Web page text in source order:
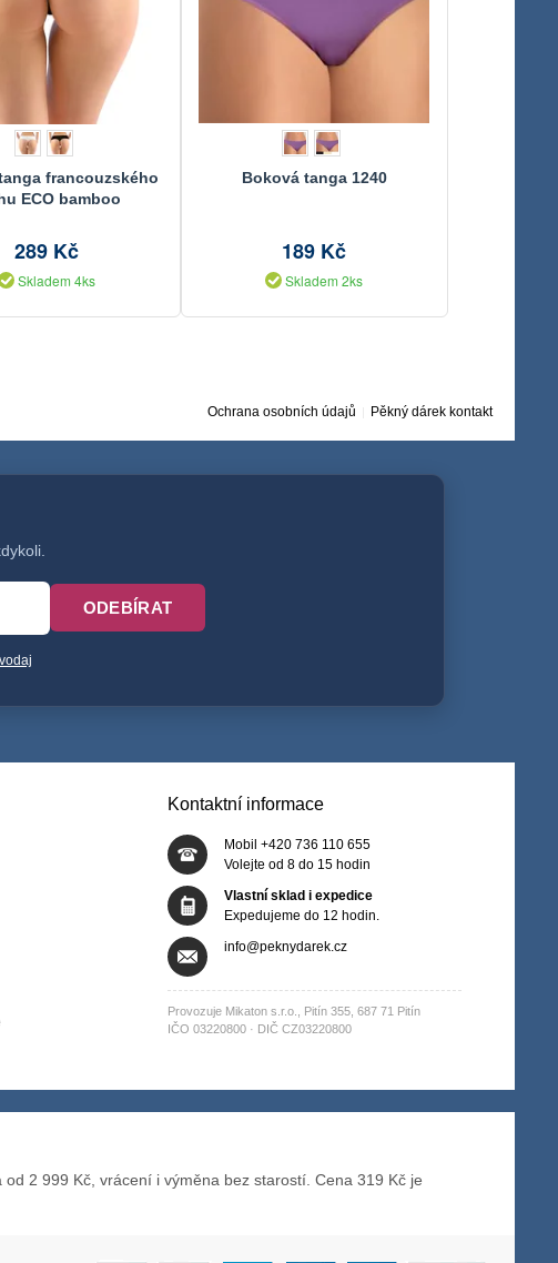
francouzského
ECO bamboo
289 Kč
Skladem 4ks
Boková tanga 1240
189 Kč
Skladem 2ks
Ochrana osobních údajů Pěkný dárek kontakt
ODEBÍRAT
Kontaktní informace
Mobil +420 736 110 655
Volejte od 8 do 15 hodin
Vlastní sklad i expedice
Expedujeme do 12 hodin.
info@peknydarek.cz
Provozuje Mikaton s.r.o., Pitín 355, 687 71 Pitín
IČO 03220800 · DIČ CZ03220800
2 999 Kč, vrácení i výměna bez starostí. Cena 319 Kč je